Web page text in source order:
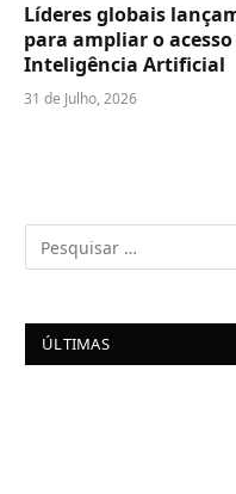
Líderes globais
para ampliar o
Inteligência Artificial
31 de Julho, 2026
ÚLTIMAS